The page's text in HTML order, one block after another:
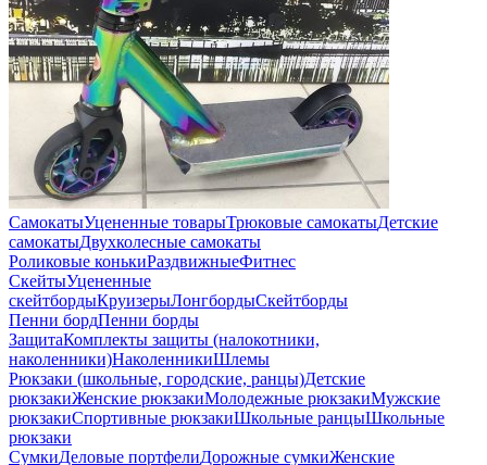
СамокатыУцененные товарыТрюковые самокатыДетские
самокатыДвухколесные самокаты
Роликовые конькиРаздвижныеФитнес
СкейтыУцененные
скейтбордыКруизерыЛонгбордыСкейтборды
Пенни бордПенни борды
ЗащитаКомплекты защиты (налокотники,
наколенники)НаколенникиШлемы
Рюкзаки (школьные, городские, ранцы)Детские
рюкзакиЖенские рюкзакиМолодежные рюкзакиМужские
рюкзакиСпортивные рюкзакиШкольные ранцыШкольные
рюкзаки
СумкиДеловые портфелиДорожные сумкиЖенские